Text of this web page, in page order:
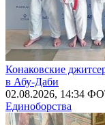
Конаковские
в Абу-Даби
02.08.2026, 14:34
Единоборства